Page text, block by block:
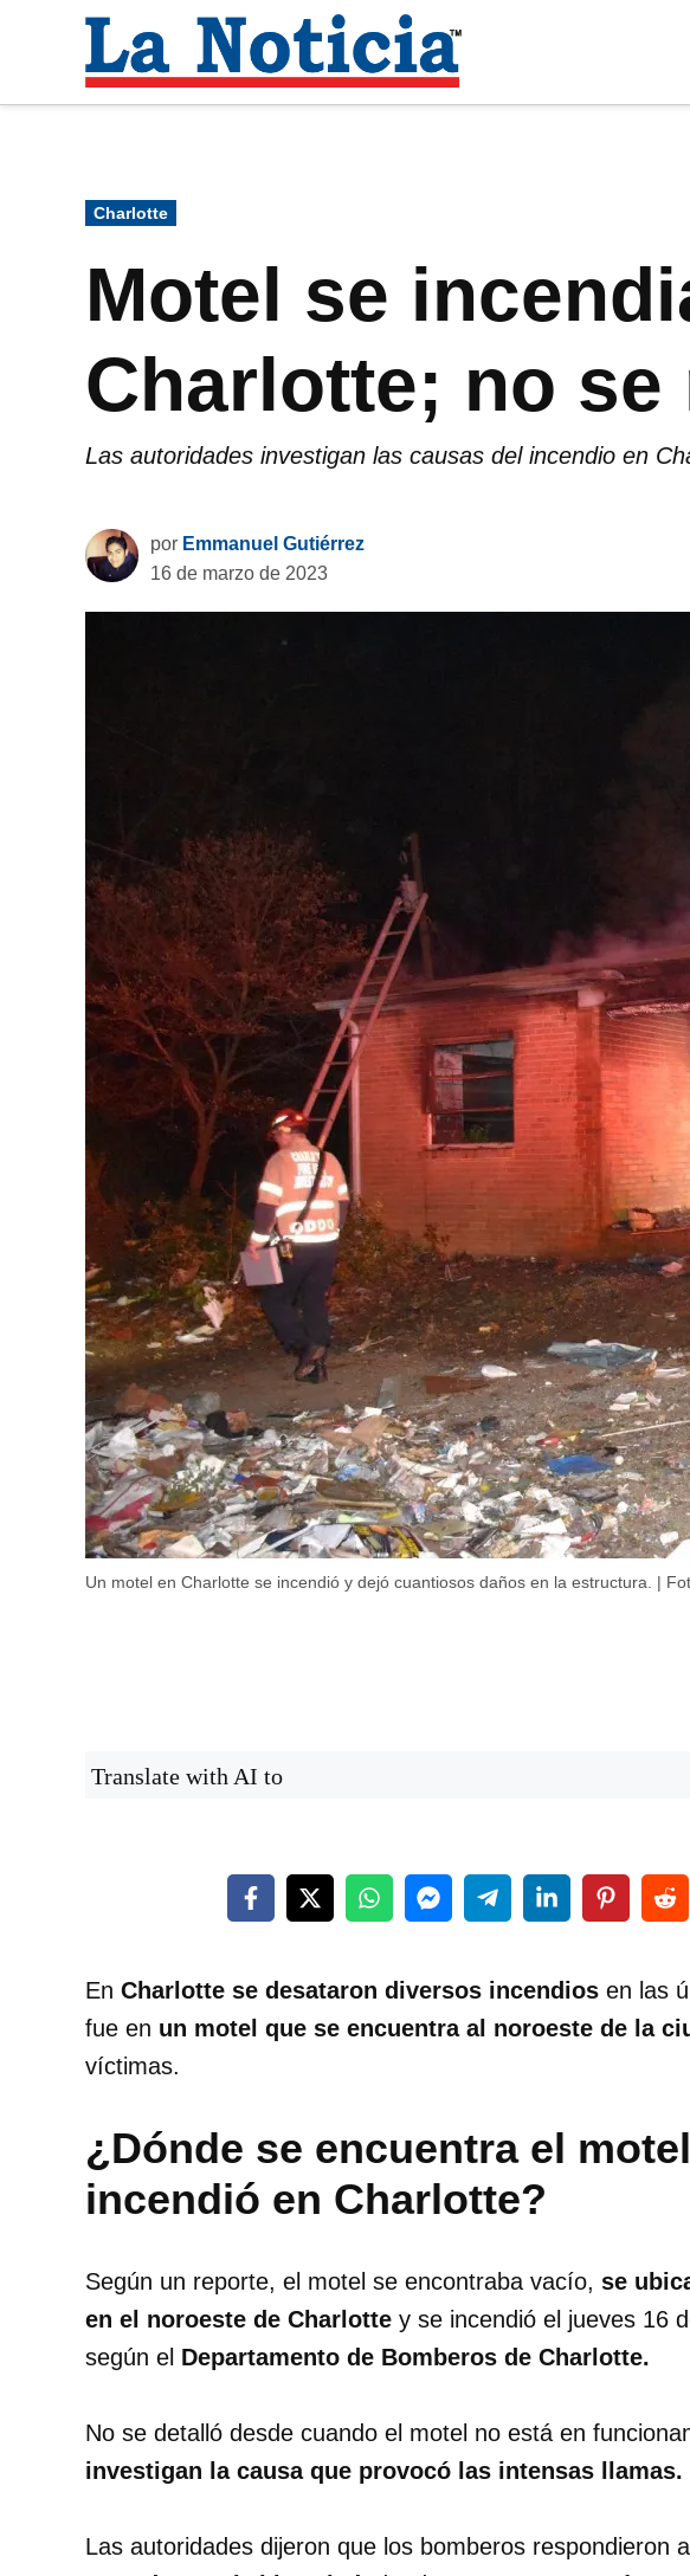
contenido
Noticia
Publicado
en
Charlotte
Motel se
Charlotte; no
Las autoridades investigan las causas del incendio en
por Emmanuel Gutiérrez
16 de marzo de 2023
Un motel en Charlotte se incendió y dejó cuantiosos daños en la estructura. |
Translate with AI to
En Charlotte se desataron diversos incendios en las
fue en un motel que se encuentra al noroeste de la
víctimas.
¿Dónde se encuentra el
incendió en Charlotte?
Según un reporte, el motel se encontraba vacío, se
en el noroeste de Charlotte y se incendió el jueves 16
según el Departamento de Bomberos de Charlotte.
No se detalló desde cuando el motel no está en
investigan la causa que provocó las intensas llamas.
Las autoridades dijeron que los bomberos respondieron